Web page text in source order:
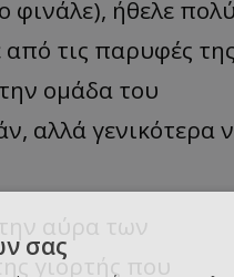
φινάλε), ήθελε πολύ
τις παρυφές της
ομάδα του
αλλά γενικότερα
αύρα των
γιορτής που
σας